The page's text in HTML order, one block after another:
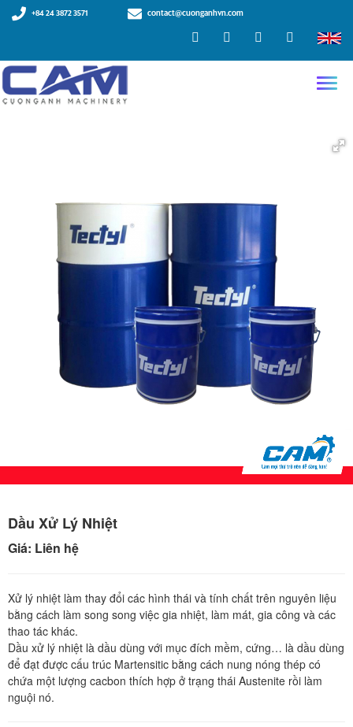
+84 24 3872 3571 contact@cuonganhvn.com
Dầu Xử Lý Nhiệt
Giá: Liên hệ
Xử lý nhiệt làm thay đổi các hình thái và tính chất trên nguyên liệu
bằng cách làm song song việc gia nhiệt, làm mát, gia công và các
thao tác khác.
Dầu xử lý nhiệt là dầu dùng với mục đích mềm, cứng… là dầu dùng
để đạt được cấu trúc Martensitic bằng cách nung nóng thép có
chứa một lượng cacbon thích hợp ở trạng thái Austenite rồi làm
nguội nó.